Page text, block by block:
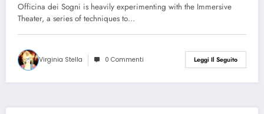
Officina dei Sogni is heavily experimenting with the Immersive
Theater, a series of techniques to…
Virginia Stella 0 Commenti Leggi Il Seguito